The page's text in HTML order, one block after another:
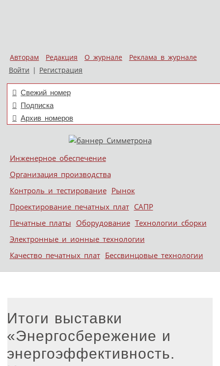
Авторам Редакция О журнале
Реклама в журнале
Войти | Регистрация
Свежий номер
Подписка
Архив номеров
Меню
Skip to content
Инженерное обеспечение
Организация производства
Контроль и тестирование Рынок
Проектирование печатных плат САПР
Печатные платы Оборудование Технологии сборки
Электронные и ионные технологии
Качество печатных плат Бессвинцовые технологии
Итоги выставки
«Энергосбережение и
энергоэффективность.